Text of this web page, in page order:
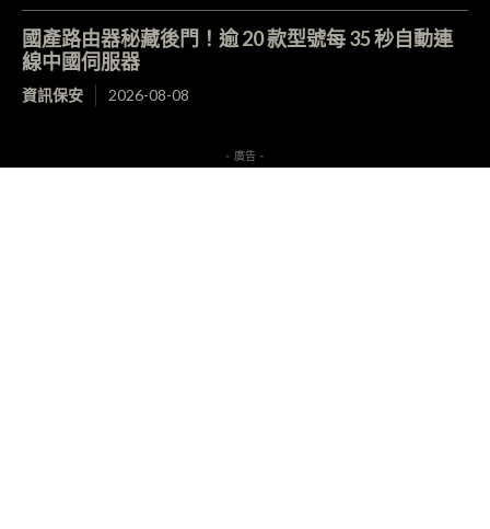
國產路由器秘藏後門！逾 20 款型號每 35 秒自動連
線中國伺服器
資訊保安 2026-08-08
- 廣告 -